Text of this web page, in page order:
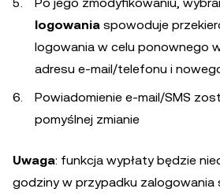
logowania spowoduje
logowania w celu ponownego
adresu e-mail/telefonu i
Powiadomienie e-mail/SMS
pomyślnej zmianie
Uwaga: funkcja wypłaty będzie
godziny w przypadku zalogowania